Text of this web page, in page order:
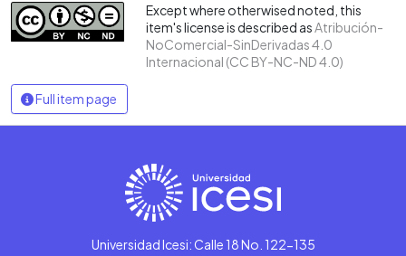
Except where otherwised noted, this
item's license is described asAtribución-
NoComercial-SinDerivadas 4.0
Internacional (CC BY-NC-ND 4.0)
Full item page
Universidad Icesi: Calle 18 No. 122-135